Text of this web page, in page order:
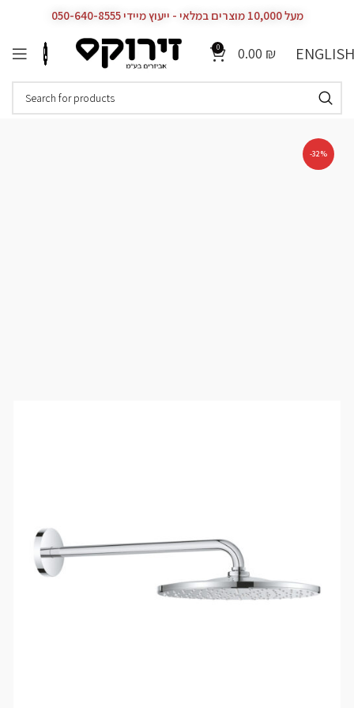
מעל 10,000 מוצרים במלאי - ייעוץ מיידי 050-640-8555
0 0.00 ₪ ENGLISH
-32%